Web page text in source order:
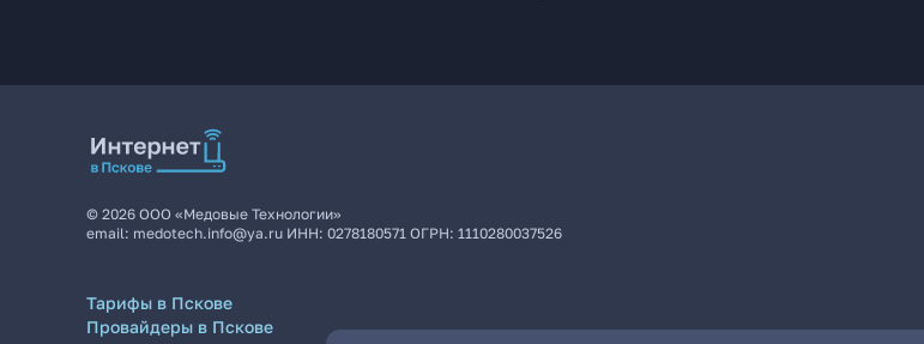
© 2026 ООО «Медовые Технологии»
email: medotech.info@ya.ru ИНН: 0278180571 ОГРН: 1110280037526
Тарифы в Пскове
Провайдеры в Пскове